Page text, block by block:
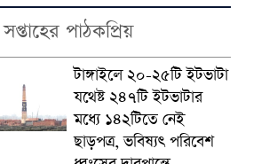
পাঠকপ্রিয়
টাঙ্গাইলে ২০-২৫টি ইটভাটা
যথেষ্ট ২৪৭টি ইটভাটার
মধ্যে ১৪২টিতে নেই
ছাড়পত্র, ভবিষ্যৎ পরিবেশ